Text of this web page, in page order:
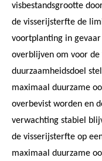
visbestandsgrootte
de visserijsterfte de
voortplanting in
overblijven om voor
duurzaamheidsdoel
maximaal duurzame
overbevist worden en
verwachting stabiel
de visserijsterfte op
maximaal duurzame